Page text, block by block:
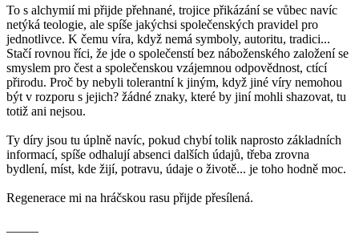
To s alchymií mi přijde přehnané, trojice přikázání se vůbec navíc
netýká teologie, ale spíše jakýchsi společenských pravidel pro
jednotlivce. K čemu víra, když nemá symboly, autoritu, tradici...
Stačí rovnou říci, že jde o společenstí bez náboženského založení se
smyslem pro čest a společenskou vzájemnou odpovědnost, ctící
přirodu. Proč by nebyli tolerantní k jiným, když jiné víry nemohou
být v rozporu s jejich? žádné znaky, které by jiní mohli shazovat, tu
totiž ani nejsou.
Ty díry jsou tu úplně navíc, pokud chybí tolik naprosto základních
informací, spíše odhalují absenci dalších údajů, třeba zrovna
bydlení, míst, kde žijí, potravu, údaje o životě... je toho hodně moc.
Regenerace mi na hráčskou rasu přijde přesílená.